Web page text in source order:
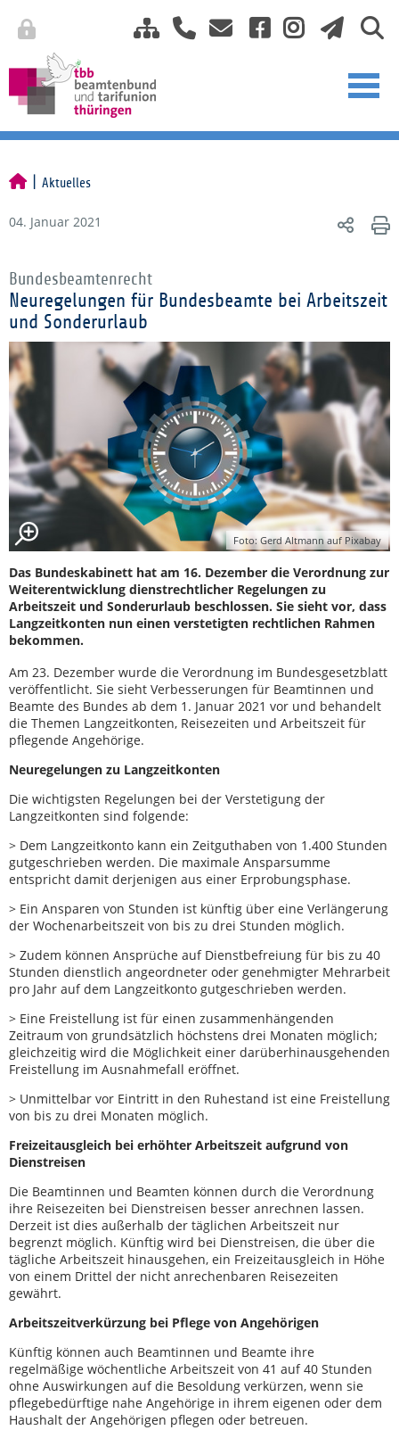
Aktuelles
04. Januar 2021
Bundesbeamtenrecht
Neuregelungen für Bundesbeamte bei Arbeitszeit
und Sonderurlaub
Foto: Gerd Altmann auf Pixabay
Das Bundeskabinett hat am 16. Dezember die Verordnung zur
Weiterentwicklung dienstrechtlicher Regelungen zu
Arbeitszeit und Sonderurlaub beschlossen. Sie sieht vor, dass
Langzeitkonten nun einen verstetigten rechtlichen Rahmen
bekommen.
Am 23. Dezember wurde die Verordnung im Bundesgesetzblatt
veröffentlicht. Sie sieht Verbesserungen für Beamtinnen und
Beamte des Bundes ab dem 1. Januar 2021 vor und behandelt
die Themen Langzeitkonten, Reisezeiten und Arbeitszeit für
pflegende Angehörige.
Neuregelungen zu Langzeitkonten
Die wichtigsten Regelungen bei der Verstetigung der
Langzeitkonten sind folgende:
> Dem Langzeitkonto kann ein Zeitguthaben von 1.400 Stunden
gutgeschrieben werden. Die maximale Ansparsumme
entspricht damit derjenigen aus einer Erprobungsphase.
> Ein Ansparen von Stunden ist künftig über eine Verlängerung
der Wochenarbeitszeit von bis zu drei Stunden möglich.
> Zudem können Ansprüche auf Dienstbefreiung für bis zu 40
Stunden dienstlich angeordneter oder genehmigter Mehrarbeit
pro Jahr auf dem Langzeitkonto gutgeschrieben werden.
> Eine Freistellung ist für einen zusammenhängenden
Zeitraum von grundsätzlich höchstens drei Monaten möglich;
gleichzeitig wird die Möglichkeit einer darüberhinausgehenden
Freistellung im Ausnahmefall eröffnet.
> Unmittelbar vor Eintritt in den Ruhestand ist eine Freistellung
von bis zu drei Monaten möglich.
Freizeitausgleich bei erhöhter Arbeitszeit aufgrund von
Dienstreisen
Die Beamtinnen und Beamten können durch die Verordnung
ihre Reisezeiten bei Dienstreisen besser anrechnen lassen.
Derzeit ist dies außerhalb der täglichen Arbeitszeit nur
begrenzt möglich. Künftig wird bei Dienstreisen, die über die
tägliche Arbeitszeit hinausgehen, ein Freizeitausgleich in Höhe
von einem Drittel der nicht anrechenbaren Reisezeiten
gewährt.
Arbeitszeitverkürzung bei Pflege von Angehörigen
Künftig können auch Beamtinnen und Beamte ihre
regelmäßige wöchentliche Arbeitszeit von 41 auf 40 Stunden
ohne Auswirkungen auf die Besoldung verkürzen, wenn sie
pflegebedürftige nahe Angehörige in ihrem eigenen oder dem
Haushalt der Angehörigen pflegen oder betreuen.